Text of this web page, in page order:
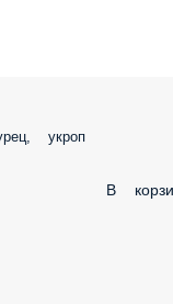
укроп
В